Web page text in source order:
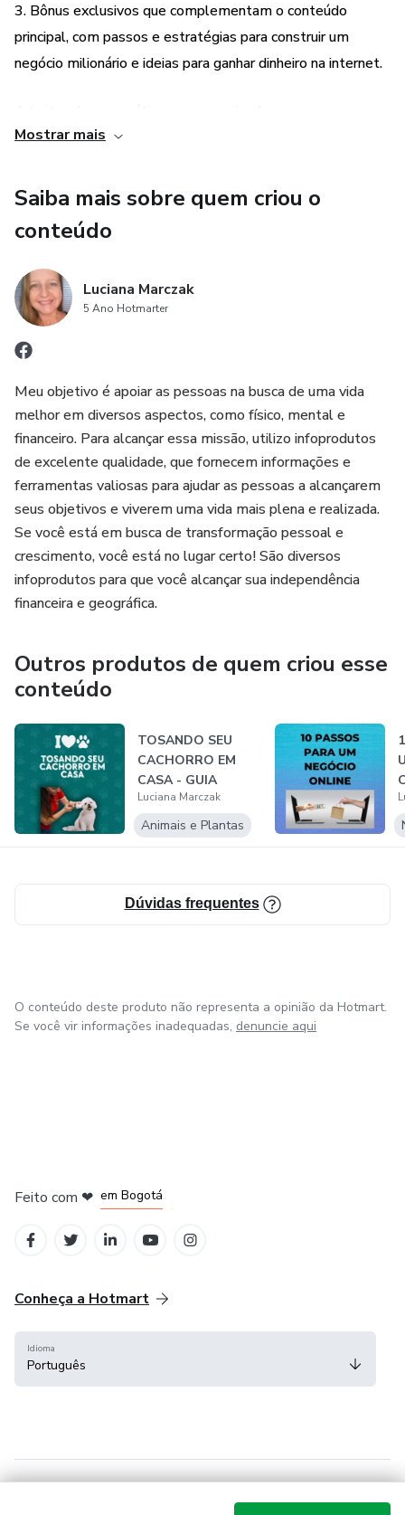
Neste bônus, você vai ter acesso a 7 passos e suas
estratégias para construir um negócio milionário usando a
Internet.
Neste bônus estão as melhores ideias para ganhar dinheiro
de muito dinheiro ou muito tempo investido.
“Esse produto é comercializado com apoio da Hotmart. A
plataforma não faz controle editorial prévio dos produtos
daqueles que os produzem. A existência de um produto e
sua aquisição, por meio da plataforma, não podem ser
consideradas como garantia de qualidade de conteúdo e
resultado, em qualquer hipótese. Ao adquiri-lo, o
comprador declara estar ciente dessas informações. Os
termos e políticas da Hotmart podem ser acessados aqui,
antes mesmo da conclusão da compra."
3. Bônus exclusivos que complementam o conteúdo
principal, com passos e estratégias para construir um
negócio milionário e ideias para ganhar dinheiro na internet.
conhecimento de forma rápida e eficiente.
5. Resultados instantâneos, com a aplicação das técnicas e
estratégias ensinadas pelos profissionais americanos do
marketing digital.
Mostrar mais
Saiba mais sobre quem criou o
conteúdo
Luciana Marczak
5 Ano Hotmarter
Meu objetivo é apoiar as pessoas na busca de uma vida
melhor em diversos aspectos, como físico, mental e
financeiro. Para alcançar essa missão, utilizo infoprodutos
de excelente qualidade, que fornecem informações e
ferramentas valiosas para ajudar as pessoas a alcançarem
seus objetivos e viverem uma vida mais plena e realizada.
Se você está em busca de transformação pessoal e
crescimento, você está no lugar certo! São diversos
infoprodutos para que você alcançar sua independência
financeira e geográfica.
Outros produtos de quem criou esse
conteúdo
TOSANDO SEU
CACHORRO EM
CASA - GUIA
COMPLETO PARA
INICIANTE...
Luciana Marczak
Animais e Plantas
Dúvidas frequentes
O conteúdo deste produto não representa a opinião da Hotmart.
Se você vir informações inadequadas, denuncie aqui
Feito com ❤ em Bogotá
Conheça a Hotmart
Idioma
Português